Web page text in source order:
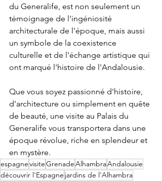
du Generalife, est non seulement un
témoignage de l'ingéniosité
architecturale de l'époque, mais aussi
un symbole de la coexistence
culturelle et de l'échange artistique qui
ont marqué l'histoire de l'Andalousie.
Que vous soyez passionné d'histoire,
d'architecture ou simplement en quête
de beauté, une visite au Palais du
Generalife vous transportera dans une
époque révolue, riche en splendeur et
en mystère.
espagnevisiteGrenadeAlhambraAndalousie
découvrir l'Espagne jardins de l'Alhambra